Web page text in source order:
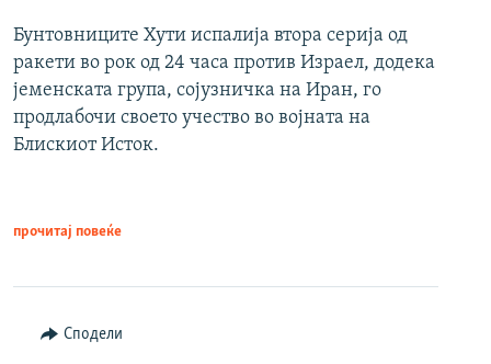
Бунтовниците Хути испалија втора серија од
ракети во рок од 24 часа против Израел, додека
јеменската група, сојузничка на Иран, го
продлабочи своето учество во војната на
Блискиот Исток.
прочитај повеќе
Сподели